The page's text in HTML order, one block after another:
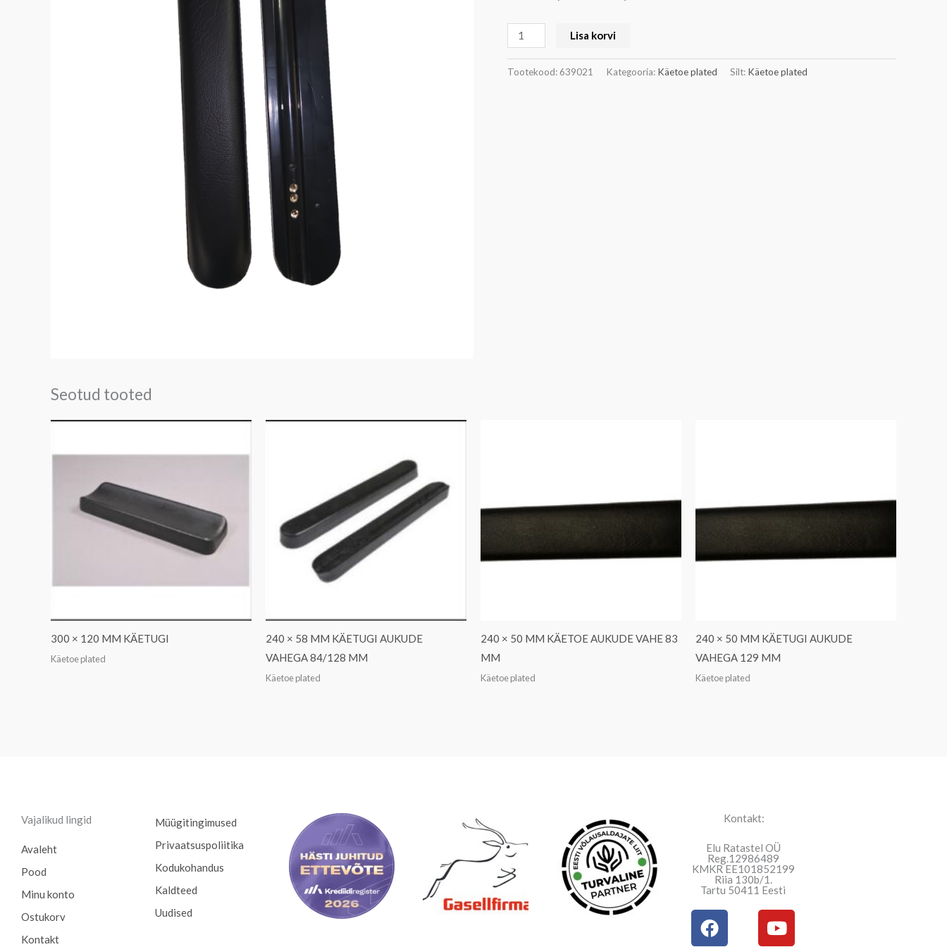
Lisa korvi
Tootekood: 639021 Kategooria: Käetoe plated Silt: Käetoe plated
Seotud tooted
300 × 120 MM KÄETUGI
Käetoe plated
240 × 58 MM KÄETUGI AUKUDE
VAHEGA 84/128 MM
Käetoe plated
240 × 50 MM KÄETOE AUKUDE VAHE 83
MM
Käetoe plated
240 × 50 MM KÄETUGI AUKUDE
VAHEGA 129 MM
Käetoe plated
Vajalikud lingid
Avaleht
Pood
Minu konto
Ostukorv
Kontakt
Müügitingimused
Privaatsuspoliitika
Kodukohandus
Kaldteed
Uudised
Kontakt:
Elu Ratastel OÜ
Reg.12986489
KMKR EE101852199
Riia 130b/1.
Tartu 50411 Eesti
F
a
Y
o